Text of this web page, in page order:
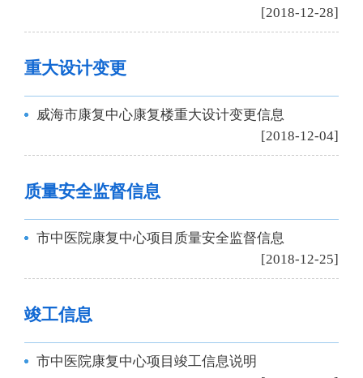
[2018-12-28]
重大设计变更
威海市康复中心康复楼重大设计变更信息
[2018-12-04]
质量安全监督信息
市中医院康复中心项目质量安全监督信息
[2018-12-25]
竣工信息
市中医院康复中心项目竣工信息说明